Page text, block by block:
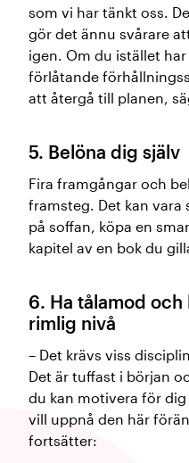
som vi har tänkt oss.
gör det ännu svårare
igen. Om du istället
förlåtande
att återgå till planen,
5. Belöna dig själv
Fira framgångar och
framsteg. Det kan vara
på soffan, köpa en
kapitel av en bok du
6. Ha tålamod
rimlig nivå
– Det krävs viss
Det är tuffast i början
du kan motivera för
vill uppnå den här
fortsätter: